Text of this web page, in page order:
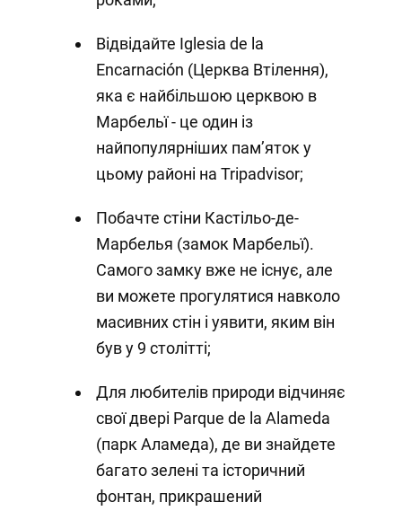
Відвідайте Iglesia de la
Encarnación (Церква Втілення),
яка є найбільшою церквою в
Марбельї - це один із
найпопулярніших пам’яток у
цьому районі на Tripadvisor;
Побачте стіни Кастільо-де-
Марбелья (замок Марбельї).
Самого замку вже не існує, але
ви можете прогулятися навколо
масивних стін і уявити, яким він
був у 9 столітті;
Для любителів природи відчиняє
свої двері Parque de la Alameda
(парк Аламеда), де ви знайдете
багато зелені та історичний
фонтан, прикрашений